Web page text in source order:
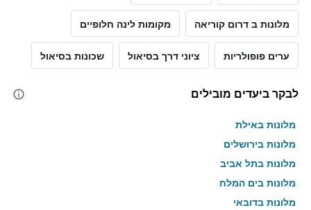
מלונות ב דרום קוריאה מקומות לינה חלופיים
ערים פופולריות ציוני דרך בסיאול שכונות בסיאול
לבקר ביעדים מובילים
מלונות באילת
מלונות בירושלים
מלונות בתל אביב
מלונות בים המלח
מלונות בדובאי